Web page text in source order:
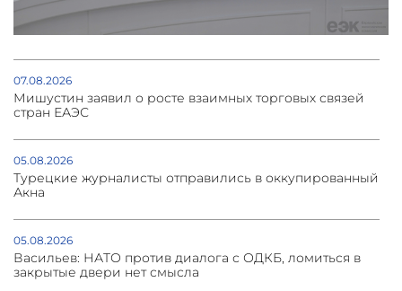
07.08.2026
Мишустин заявил о росте взаимных торговых связей
стран ЕАЭС
05.08.2026
Турецкие журналисты отправились в оккупированный
Акна
05.08.2026
Васильев: НАТО против диалога с ОДКБ, ломиться в
закрытые двери нет смысла